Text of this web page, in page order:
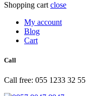
Shopping cart close
My account
Blog
Cart
Call
Call free: 055 1233 32 55